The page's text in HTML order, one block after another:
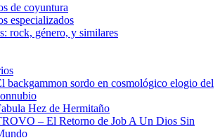
de coyuntura
especializados
rock, género, y similares
backgammon sordo en cosmológico elogio del
Hez de Hermitaño
– El Retorno de Job A Un Dios Sin